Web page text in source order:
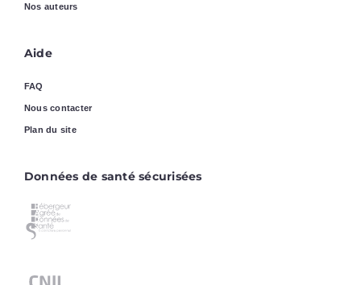
Nos auteurs
Aide
FAQ
Nous contacter
Plan du site
Données de santé sécurisées